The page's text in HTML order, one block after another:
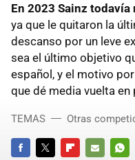
En 2023 Sainz
ya que le quitaron la
descanso por un leve
sea el último objetivo
español, y el motivo
que dé media vuelta
TEMAS Otras